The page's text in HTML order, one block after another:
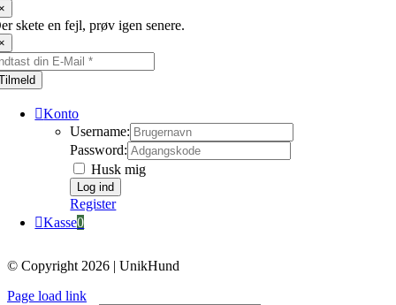
skete en fejl, prøv igen senere.
Konto
Username:
Password:
Husk mig
Register
Kasse0
© Copyright 2026 | UnikHund
Page load link